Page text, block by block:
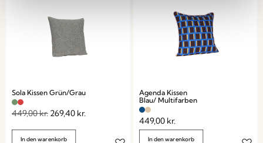
Sola Kissen Grün/Grau
449,00kr. 269,40 kr.
In den warenkorb
Agenda Kissen
Blau/ Multifarben
449,00 kr.
In den warenkorb